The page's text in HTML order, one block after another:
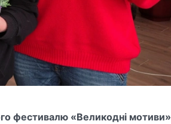
фестивалю «Великодні мотиви»